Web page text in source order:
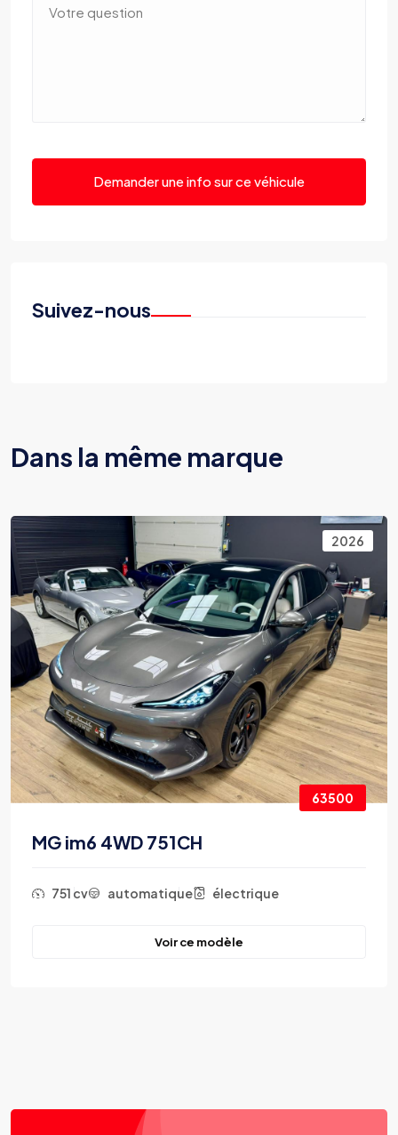
Demander une info sur ce véhicule
Suivez-nous
Dans la même marque
2026
63500
MG im6 4WD 751CH
751 cv automatique électrique
Voir ce modèle